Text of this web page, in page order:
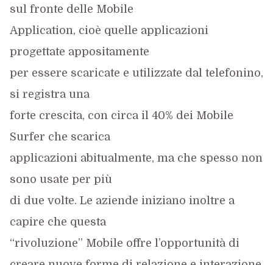
sul fronte delle Mobile
Application, cioè quelle applicazioni
progettate appositamente
per essere scaricate e utilizzate dal telefonino,
si registra una
forte crescita, con circa il 40% dei Mobile
Surfer che scarica
applicazioni abitualmente, ma che spesso non
sono usate per più
di due volte. Le aziende iniziano inoltre a
capire che questa
“rivoluzione” Mobile offre l’opportunità di